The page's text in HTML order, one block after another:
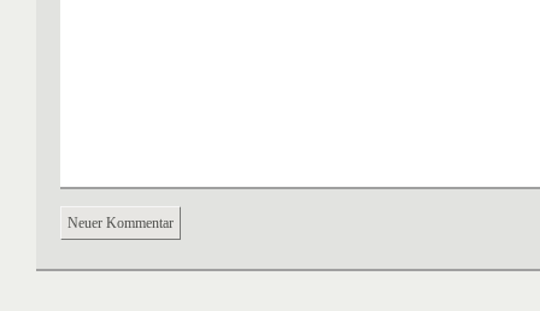
Neuer Kommentar